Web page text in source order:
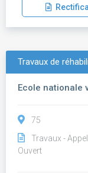
Travaux de
Ecole nationale
75
Travaux -
Ouvert